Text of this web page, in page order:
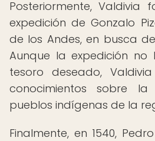
Posteriormente,
expedición de Gonzalo
de los Andes, en busca
Aunque la expedición
tesoro deseado,
conocimientos sobre
pueblos indígenas de la
Finalmente, en 1540,